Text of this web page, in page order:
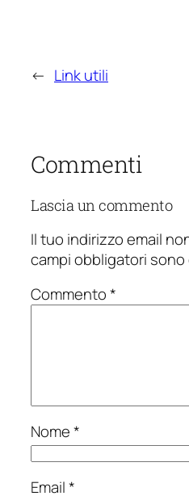
← Link utili
Commenti
Lascia un commento
Il tuo indirizzo email
campi obbligatori
Commento*
Nome*
Email*